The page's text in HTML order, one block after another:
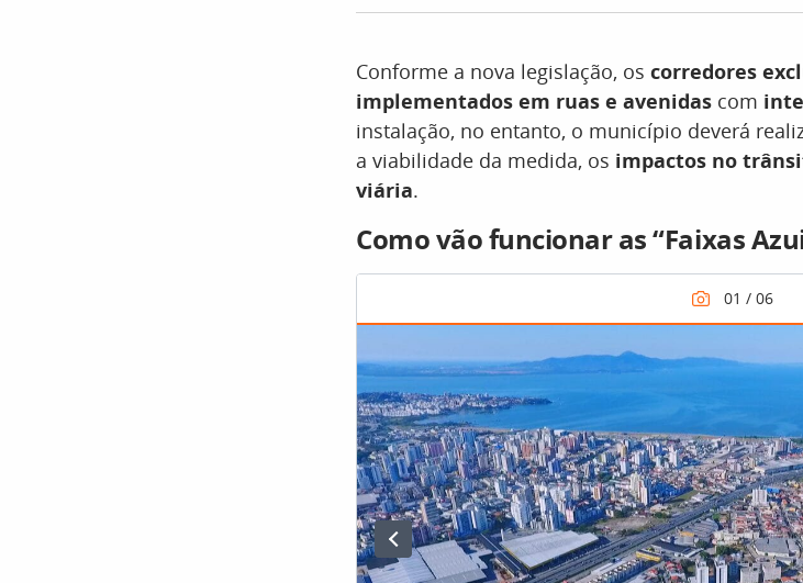
Conforme a nova legislação, os corredores
implementados em ruas e avenidas com
instalação, no entanto, o município deverá
a viabilidade da medida, os impactos no
viária.
Como vão funcionar as “Faixas